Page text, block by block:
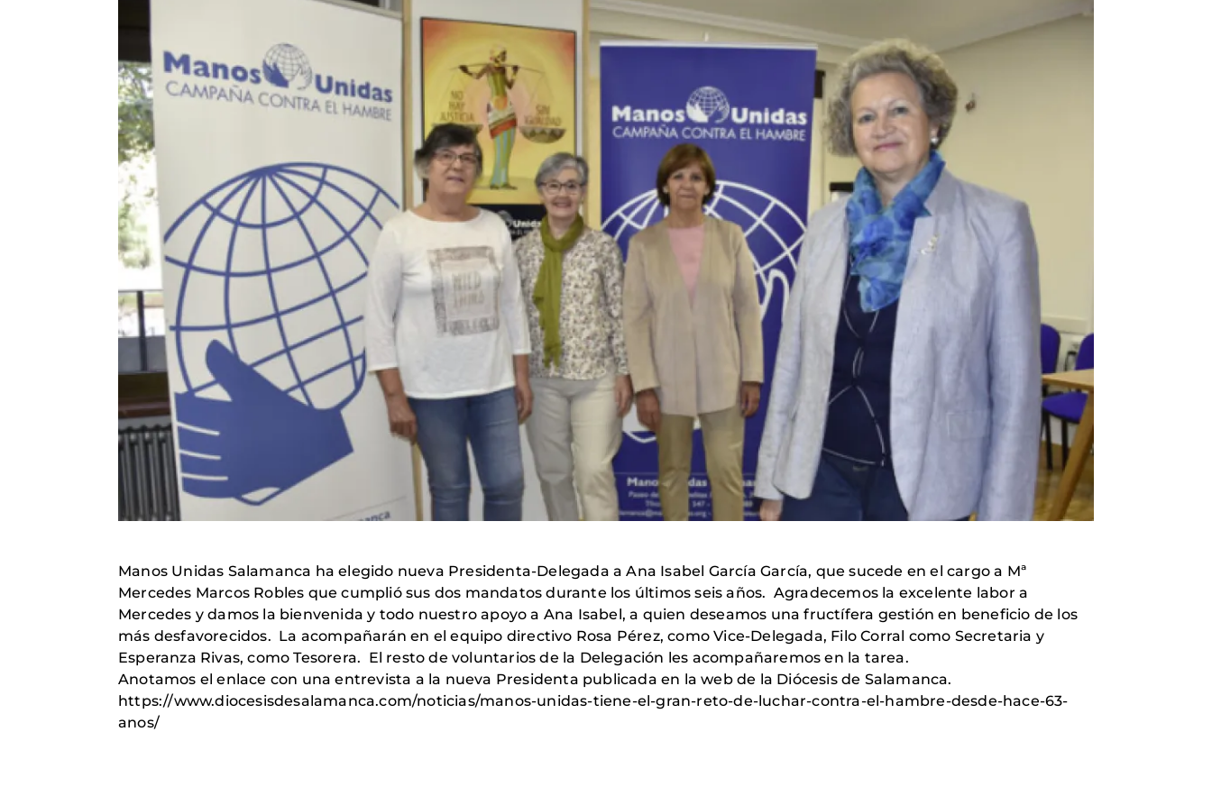
Manos Unidas Salamanca ha elegido nueva Presidenta-Delegada a Ana Isabel García García, que sucede en el cargo a Mª
Mercedes Marcos Robles que cumplió sus dos mandatos durante los últimos seis años. Agradecemos la excelente labor a
Mercedes y damos la bienvenida y todo nuestro apoyo a Ana Isabel, a quien deseamos una fructífera gestión en beneficio de los
más desfavorecidos. La acompañarán en el equipo directivo Rosa Pérez, como Vice-Delegada, Filo Corral como Secretaria y
Esperanza Rivas, como Tesorera. El resto de voluntarios de la Delegación les acompañaremos en la tarea.
Anotamos el enlace con una entrevista a la nueva Presidenta publicada en la web de la Diócesis de Salamanca.
https://www.diocesisdesalamanca.com/noticias/manos-unidas-tiene-el-gran-reto-de-luchar-contra-el-hambre-desde-hace-63-
anos/